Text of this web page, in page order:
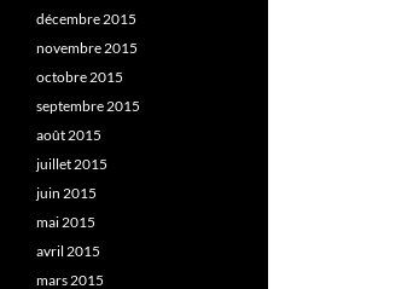
décembre 2015
novembre 2015
octobre 2015
septembre 2015
août 2015
juillet 2015
juin 2015
mai 2015
avril 2015
mars 2015